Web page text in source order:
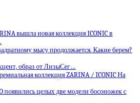
вышла новая коллекция ICONIC в
мысу продолжается. Какие берем?
образ от ЛизыСег…
коллекция ZARINA / ICONIC На
появились целых две модели босоножек с